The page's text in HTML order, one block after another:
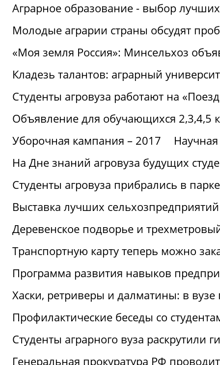
Аграрное образование - выбор лучших
Молодые аграрии страны обсудят
«Моя земля Россия»: Минсельхоз
Кладезь талантов: аграрный
Студенты агровуза работают на
Объявление для обучающихся 2,3,4,5
Уборочная кампания – 2017
На Дне знаний агровуза будущих
Студенты агровуза прибрались в
Выставка лучших
Деревенское подворье и
Транспортную карту теперь можно
Программа развития навыков
Хаски, ретриверы и далматины: в вузе
Профилактические беседы со
Студенты аграрного вуза раскрутили
Генеральная прокуратура РФ